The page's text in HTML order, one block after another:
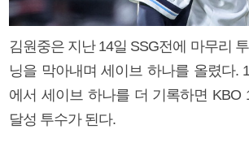
김원중은 지난 14일 SSG전에 마무리
닝을 막아내며 세이브 하나를 올렸다.
에서 세이브 하나를 더 기록하면 KBO
달성 투수가 된다.